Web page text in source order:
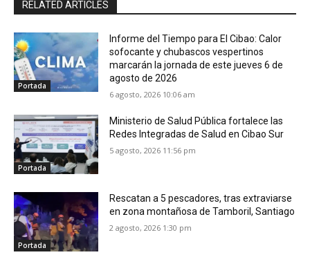
RELATED ARTICLES
Portada
Informe del Tiempo para El Cibao: Calor
sofocante y chubascos vespertinos
marcarán la jornada de este jueves 6 de
agosto de 2026
6 agosto, 2026 10:06 am
Portada
Ministerio de Salud Pública fortalece las
Redes Integradas de Salud en Cibao Sur
5 agosto, 2026 11:56 pm
Portada
Rescatan a 5 pescadores, tras extraviarse
en zona montañosa de Tamboril, Santiago
2 agosto, 2026 1:30 pm